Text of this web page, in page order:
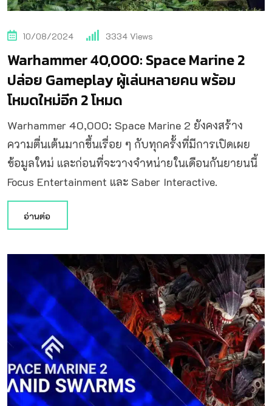
10/08/2024 3334 Views
Warhammer 40,000: Space Marine 2
ปล่อย Gameplay ผู้เล่นหลายคน พร้อม
โหมดใหม่อีก 2 โหมด
Warhammer 40,000: Space Marine 2 ยังคงสร้าง
ความตื่นเต้นมากขึ้นเรื่อย ๆ กับทุกครั้งที่มีการเปิดเผย
ข้อมูลใหม่ และก่อนที่จะวางจำหน่ายในเดือนกันยายนนี้
Focus Entertainment และ Saber Interactive.
อ่านต่อ